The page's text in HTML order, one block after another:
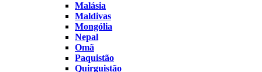
Malásia
Maldivas
Mongólia
Nepal
Omã
Paquistão
Quirguistão